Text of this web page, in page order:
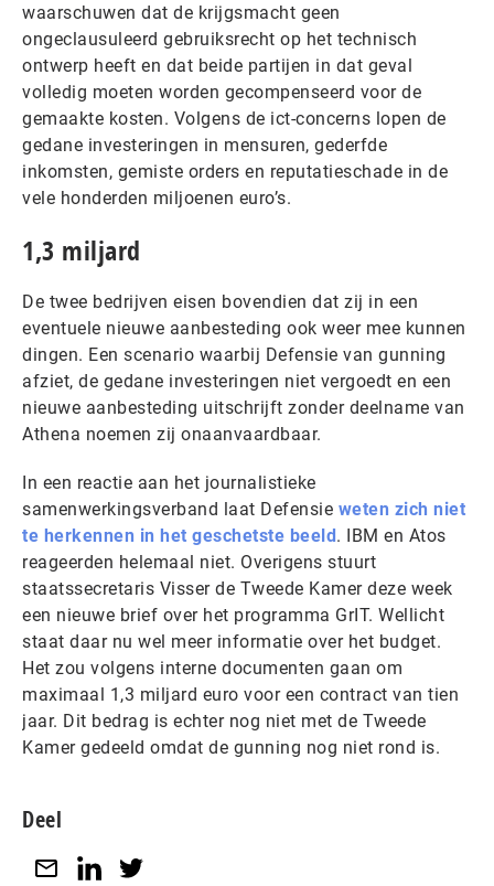
waarschuwen dat de krijgsmacht geen
ongeclausuleerd gebruiksrecht op het technisch
ontwerp heeft en dat beide partijen in dat geval
volledig moeten worden gecompenseerd voor de
gemaakte kosten. Volgens de ict-concerns lopen de
gedane investeringen in mensuren, gederfde
inkomsten, gemiste orders en reputatieschade in de
vele honderden miljoenen euro’s.
1,3 miljard
De twee bedrijven eisen bovendien dat zij in een
eventuele nieuwe aanbesteding ook weer mee kunnen
dingen. Een scenario waarbij Defensie van gunning
afziet, de gedane investeringen niet vergoedt en een
nieuwe aanbesteding uitschrijft zonder deelname van
Athena noemen zij onaanvaardbaar.
In een reactie aan het journalistieke
samenwerkingsverband laat Defensie weten zich niet
te herkennen in het geschetste beeld. IBM en Atos
reageerden helemaal niet. Overigens stuurt
staatssecretaris Visser de Tweede Kamer deze week
een nieuwe brief over het programma GrIT. Wellicht
staat daar nu wel meer informatie over het budget.
Het zou volgens interne documenten gaan om
maximaal 1,3 miljard euro voor een contract van tien
jaar. Dit bedrag is echter nog niet met de Tweede
Kamer gedeeld omdat de gunning nog niet rond is.
Deel